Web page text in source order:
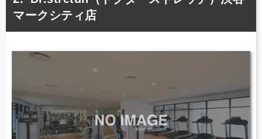
マークシティ店